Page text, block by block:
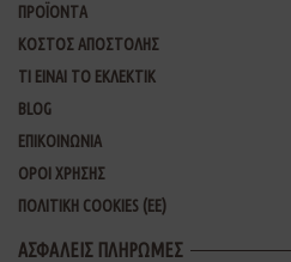
ΠΡΟΪΟΝΤΑ
ΚΟΣΤΟΣ ΑΠΟΣΤΟΛΗΣ
ΤΙ ΕΙΝΑΙ ΤΟ ΕΚΛΕΚΤΙΚ
BLOG
ΕΠΙΚΟΙΝΩΝΙΑ
ΟΡΟΙ ΧΡΗΣΗΣ
ΠΟΛΙΤΙΚΗ COOKIES (ΕΕ)
ΑΣΦΑΛΕΙΣ ΠΛΗΡΩΜΕΣ